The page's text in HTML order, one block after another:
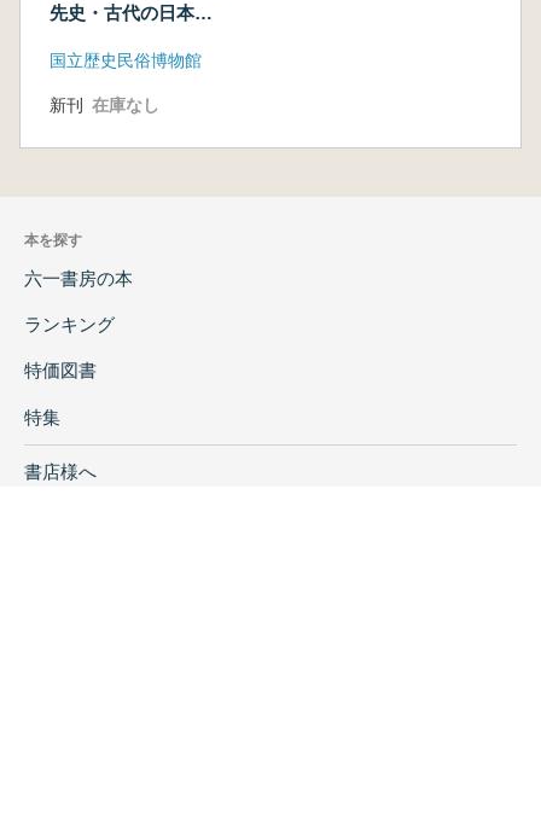
先史・古代の日本列
国立歴史民俗博物館
新刊 在庫なし
本を探す
六一書房の本
ランキング
特価図書
特集
書店様へ